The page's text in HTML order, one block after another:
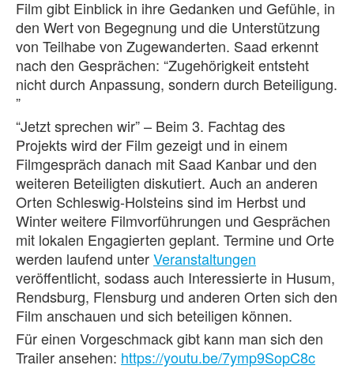
Film gibt Einblick in ihre Gedanken und Gefühle, in
den Wert von Begegnung und die Unterstützung
von Teilhabe von Zugewanderten. Saad erkennt
nach den Gesprächen: “Zugehörigkeit entsteht
nicht durch Anpassung, sondern durch Beteiligung.
”
“Jetzt sprechen wir” – Beim 3. Fachtag des
Projekts wird der Film gezeigt und in einem
Filmgespräch danach mit Saad Kanbar und den
weiteren Beteiligten diskutiert. Auch an anderen
Orten Schleswig-Holsteins sind im Herbst und
Winter weitere Filmvorführungen und Gesprächen
mit lokalen Engagierten geplant. Termine und Orte
werden laufend unterVeranstaltungen
veröffentlicht, sodass auch Interessierte in Husum,
Rendsburg, Flensburg und anderen Orten sich den
Film anschauen und sich beteiligen können.
Für einen Vorgeschmack gibt kann man sich den
Trailer ansehen: https://youtu.be/7ymp9SopC8c